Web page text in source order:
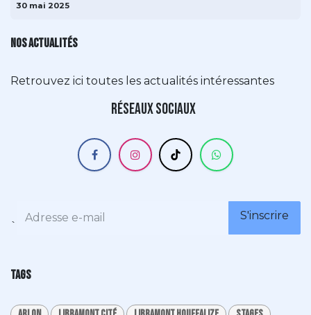
30 mai 2025
NOS ACTUALITÉS
Retrouvez ici toutes les actualités intéressantes
Réseaux sociaux
`
S'inscrire
TAGS